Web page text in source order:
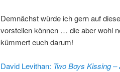
Demnächst würde ich gern auf
vorstellen können … die aber wohl
kümmert euch darum!
David Levithan: TwoBoys Kissing –